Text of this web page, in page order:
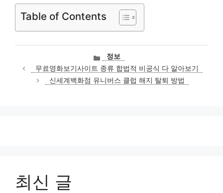
Table of Contents
카
테
고
리
정보
무료영화보기사이트 종류 합법적 비공식 다 알아보기
신세계백화점 유니버스 클럽 해지 탈퇴 방법
최신 글